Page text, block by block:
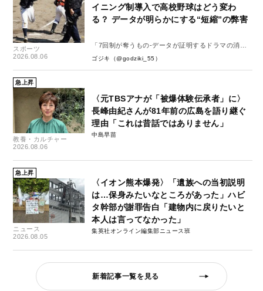
スポーツ
2026.08.06
イニング制導入で高校野球はどう変わ
る？ データが明らかにする“短縮”の弊害
「7回制が奪うもの-データが証明するドラマの消
失-」
ゴジキ（@godziki_55）
急上昇
教養・カルチャー
2026.08.06
〈元TBSアナが「被爆体験伝承者」に〉
長峰由紀さんが81年前の広島を語り継ぐ
理由「これは昔話ではありません」
中島早苗
急上昇
ニュース
2026.08.05
〈イオン熊本爆発〉「遺族への当初説明
は…保身みたいなところがあった」ハビ
タ幹部が謝罪告白「建物内に戻りたいと
本人は言ってなかった」
集英社オンライン編集部ニュース班
新着記事一覧を見る